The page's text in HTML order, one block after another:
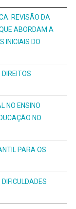
REVISÃO DA
ABORDAM A
INICIAIS DO
NO ENSINO
NO
PARA OS